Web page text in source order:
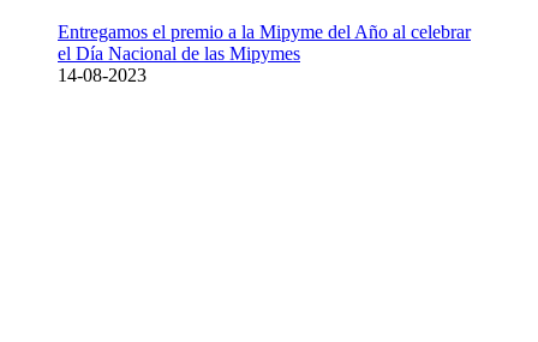
Entregamos el premio a la Mipyme del Año al celebrar
el Día Nacional de las Mipymes
14-08-2023